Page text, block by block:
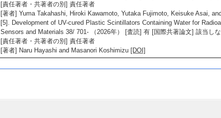
[責任著者・共著者の別] 責任著者
[著者] Yuma Takahashi, Hiroki Kawamoto, Yutaka Fujimoto, Keisuke Asai,
[5]. Development of UV-cured Plastic Scintillators Containing Water for
Sensors and Materials 38/ 701- （2026年） [査読] 有 [国際共著論文] 該当し
[責任著者・共著者の別] 責任著者
[著者] Naru Hayashi and Masanori Koshimizu [DOI]